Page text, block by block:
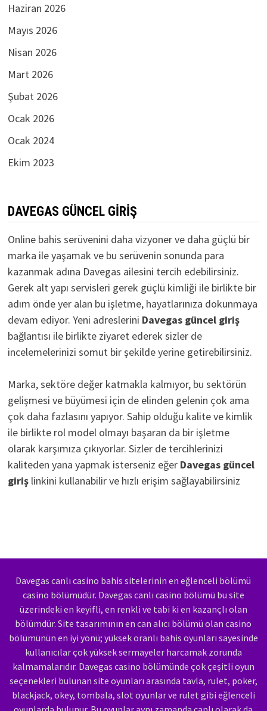
Haziran 2026
Mayıs 2026
Nisan 2026
Mart 2026
Şubat 2026
Ocak 2026
Ocak 2024
Ekim 2023
DAVEGAS GÜNCEL GIRIŞ
Online bahis serüvenini daha vizyoner ve daha güçlü bir
marka ile yaşamak ve bu serüvenin sonunda para
kazanmak adına Davegas ailesini tercih edebilirsiniz.
Gerek alt yapı servisleri gerek güçlü kimliği ile birlikte bir
adım önde yer alan bu işletme, hayatlarınıza dokunmaya
devam ediyor. Yeni adreslerini Davegas güncel giriş
bağlantısı ile birlikte ziyaret ederek sizler de
incelemelerinizi somut bir şekilde yerine getirebilirsiniz.
Marka, sektöre değer katmakla kalmıyor, bu sektörün
gelişmesi ve büyümesi için de elinden gelenin çok ama
çok daha fazlasını yapıyor. Sahip olduğu kalite ve kimlik
ile birlikte rol model olmayı başaran da bir işletme
olarak karşımıza çıkıyorlar. Sizler de tercihlerinizi
kaliteden yana yapmak isterseniz eğer Davegas güncel
giriş linkini kullanabilir ve hızlı erişim sağlayabilirsiniz
Davegas canlı casino bahis sitelerinin en eğlenceli bölümü
casino bölümüdür. Davegas canlı casino bölümü bu site
üzerindeki en keyifli, en renkli ve tabi ki en kazançlı olan
bölümdür. Site tasarımının en can alıcı bölümü olan casino
bölümünün en iyi yönü; yüksek oranlı bahis oyunları sayesinde
kullanıcılar çok yüksek sermayeler harcamak zorunda
kalmamalarıdır. Davegas casino bölümünde çok çeşitli oyun
seçenekleri bulunan site oyunları arasında tavla, rulet, poker,
blackjack, okey, tombala, slot oyunlar ve rulet gibi eğlenceli